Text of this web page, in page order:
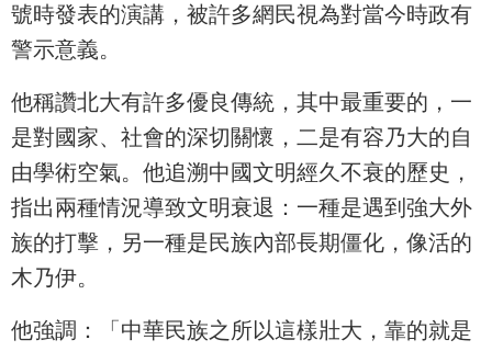
號時發表的演講，被許多網民視為對當今時政有
警示意義。
他稱讚北大有許多優良傳統，其中最重要的，一
是對國家、社會的深切關懷，二是有容乃大的自
由學術空氣。他追溯中國文明經久不衰的歷史，
指出兩種情況導致文明衰退：一種是遇到強大外
族的打擊，另一種是民族內部長期僵化，像活的
木乃伊。
他強調：「中華民族之所以這樣壯大，靠的就是